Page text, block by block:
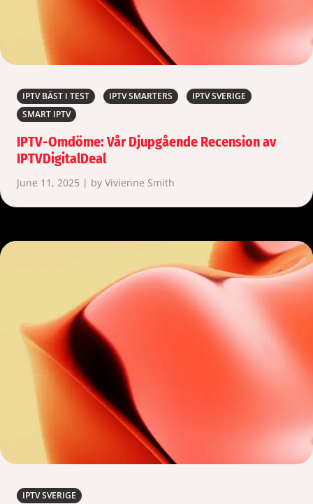
IPTV BÄST I TEST IPTV SMARTERS
IPTV SVERIGE
SMART IPTV
IPTV-Omdöme: Vår Djupgående Recension av
IPTVDigitalDeal
June 11, 2025 | by Vivienne Smith
IPTV SVERIGE